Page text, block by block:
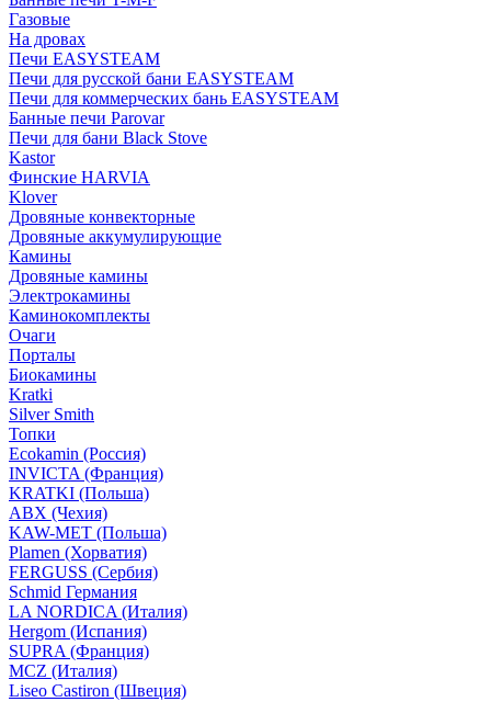
Газовые
На дровах
Печи EASYSTEAM
Печи для русской бани EASYSTEAM
Печи для коммерческих бань EASYSTEAM
Банные печи Parovar
Печи для бани Black Stove
Kastor
Финские HARVIA
Klover
Дровяные конвекторные
Дровяные аккумулирующие
Камины
Дровяные камины
Электрокамины
Каминокомплекты
Очаги
Порталы
Биокамины
Kratki
Silver Smith
Топки
Ecokamin (Россия)
INVICTA (Франция)
KRATKI (Польша)
ABX (Чехия)
KAW-MET (Польша)
Plamen (Хорватия)
FERGUSS (Сербия)
Schmid Германия
LA NORDICA (Италия)
Hergom (Испания)
SUPRA (Франция)
MCZ (Италия)
Liseo Castiron (Швеция)